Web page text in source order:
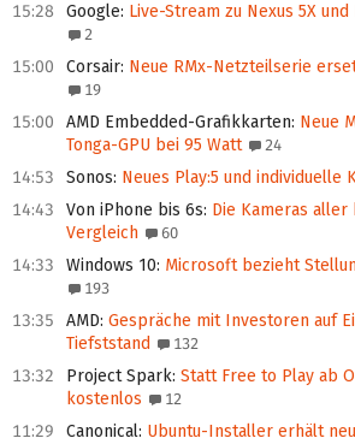
15:28 Google: Live-Stream zu Nexus 5X
2
15:00 Corsair: Neue RMx-Netzteilserie
19
15:00 AMD Embedded-Grafikkarten: Neue
Tonga-GPU bei 95 Watt
24
14:53 Sonos: Neues Play:5 und individuelle
14:43 Von iPhone bis 6s: Die Kameras
Vergleich
60
14:33 Windows 10: Microsoft bezieht
193
13:35 AMD: Gespräche mit Investoren auf
Tiefststand
132
13:32 Project Spark: Statt Free to Play ab
kostenlos
12
11:29 Canonical: Ubuntu-Installer erhält